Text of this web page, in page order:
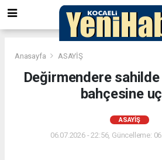
Anasayfa ASAYİŞ
Değirmendere sahilde
bahçesine
ASAYİŞ
06.07.2026 - 22:56, Güncelleme: